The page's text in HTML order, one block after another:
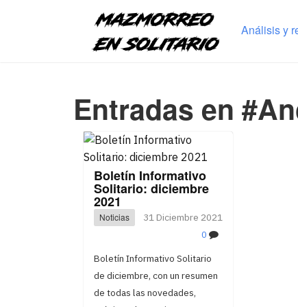
Análisis y
Entradas en
Boletín Informativo
Solitario: diciembre
2021
Noticias
31 Diciembre 2021
0
Boletín Informativo Solitario
de diciembre, con un resumen
de todas las novedades,